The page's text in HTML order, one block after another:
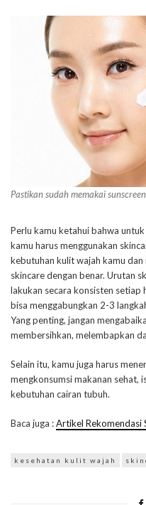
Pastikan sudah memakai
Perlu kamu ketahui bahwa
kamu harus menggunakan
kebutuhan kulit wajah kamu
skincare dengan benar. Urutan
lakukan secara konsisten setiap
bisa menggabungkan 2-3
Yang penting, jangan
membersihkan, melembapkan
Selain itu, kamu juga harus
mengkonsumsi makanan sehat,
kebutuhan cairan tubuh.
Baca juga :Artikel Rekomendasi
kesehatan kulit wajah